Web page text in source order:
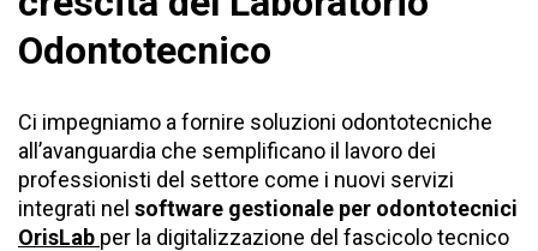
Odontotecnico
Ci impegniamo a fornire soluzioni odontotecniche
all’avanguardia che semplificano il lavoro dei
professionisti del settore come i nuovi servizi
integrati nel software gestionale per odontotecnici
OrisLab per la digitalizzazione del fascicolo tecnico